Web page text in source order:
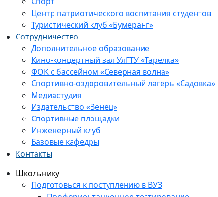
Центр патриотического воспитания студентов
Туристический клуб «Бумеранг»
Сотрудничество
Дополнительное образование
Кино-концертный зал УлГТУ «Тарелка»
ФОК с бассейном «Северная волна»
Спортивно-оздоровительный лагерь «Садовка»
Медиастудия
Издательство «Венец»
Спортивные площадки
Инженерный клуб
Базовые кафедры
Контакты
Школьнику
Подготовься к поступлению в ВУЗ